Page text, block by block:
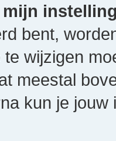
mijn
bent,
te wijzigen
meestal
kun je jouw